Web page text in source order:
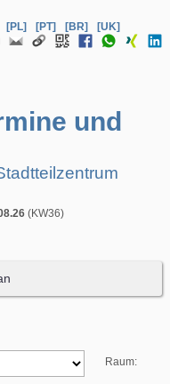
[PL] [PT] [BR]
[UK]
und
(KW36)
Raum: